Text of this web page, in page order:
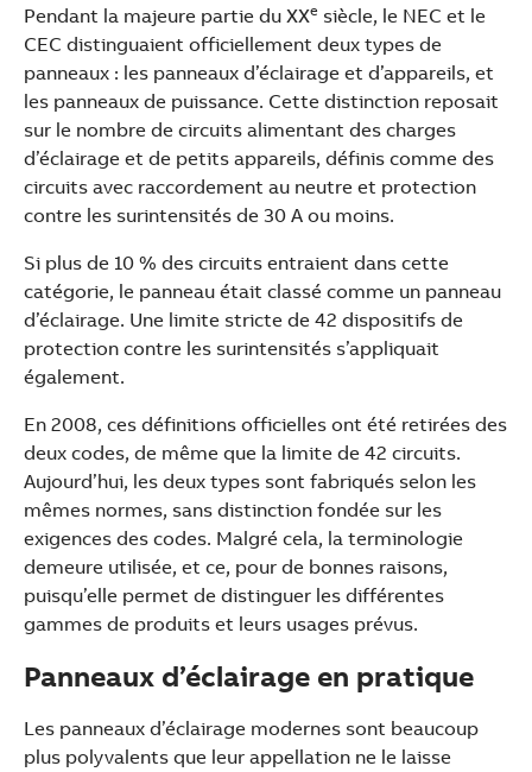
Pendant la majeure partie du XXe siècle, le NEC et le
CEC distinguaient officiellement deux types de
panneaux : les panneaux d’éclairage et d’appareils, et
les panneaux de puissance. Cette distinction reposait
sur le nombre de circuits alimentant des charges
d’éclairage et de petits appareils, définis comme des
circuits avec raccordement au neutre et protection
contre les surintensités de 30 A ou moins.
Si plus de 10 % des circuits entraient dans cette
catégorie, le panneau était classé comme un panneau
d’éclairage. Une limite stricte de 42 dispositifs de
protection contre les surintensités s’appliquait
également.
En 2008, ces définitions officielles ont été retirées des
deux codes, de même que la limite de 42 circuits.
Aujourd’hui, les deux types sont fabriqués selon les
mêmes normes, sans distinction fondée sur les
exigences des codes. Malgré cela, la terminologie
demeure utilisée, et ce, pour de bonnes raisons,
puisqu’elle permet de distinguer les différentes
gammes de produits et leurs usages prévus.
Panneaux d’éclairage en pratique
Les panneaux d’éclairage modernes sont beaucoup
plus polyvalents que leur appellation ne le laisse